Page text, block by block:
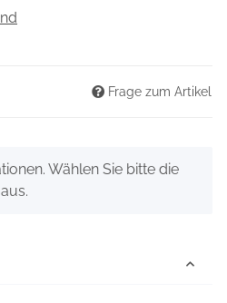
Frage zum Artikel
Wählen Sie bitte die